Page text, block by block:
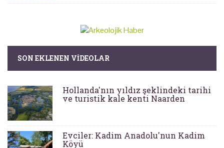
SON EKLENEN VIDEOLAR
Hollanda'nın yıldız şeklindeki tarihi
ve turistik kale kenti Naarden
Evciler: Kadim Anadolu'nun Kadim
Köyü